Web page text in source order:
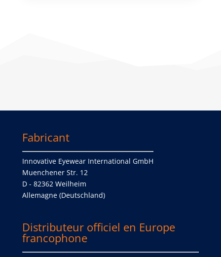
Fabricant
Innovative Eyewear International GmbH
Muenchener Str. 12
D - 82362 Weilheim
Allemagne (Deutschland)
Distributeur officiel en Europe
francophone